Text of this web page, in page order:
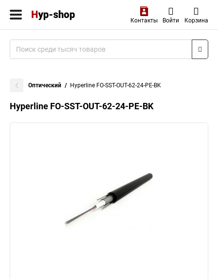
Контакты Войти Корзина
Оптический Hyperline FO-SST-OUT-62-24-PE-BK
Hyperline FO-SST-OUT-62-24-PE-BK